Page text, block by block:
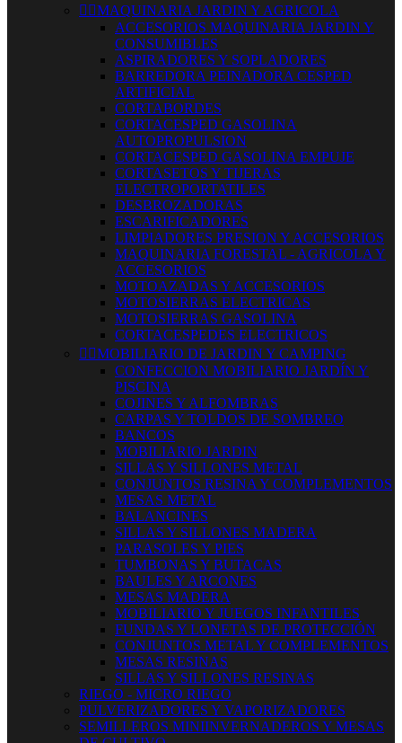
 MAQUINARIA JARDIN Y AGRICOLA
ACCESORIOS MAQUINARIA JARDIN Y
CONSUMIBLES
ASPIRADORES Y SOPLADORES
BARREDORA PEINADORA CESPED
ARTIFICIAL
CORTABORDES
CORTACESPED GASOLINA
AUTOPROPULSION
CORTACESPED GASOLINA EMPUJE
CORTASETOS Y TIJERAS
ELECTROPORTATILES
DESBROZADORAS
ESCARIFICADORES
LIMPIADORES PRESION Y ACCESORIOS
MAQUINARIA FORESTAL - AGRICOLA Y
ACCESORIOS
MOTOAZADAS Y ACCESORIOS
MOTOSIERRAS ELECTRICAS
MOTOSIERRAS GASOLINA
CORTACESPEDES ELECTRICOS
 MOBILIARIO DE JARDIN Y CAMPING
CONFECCION MOBILIARIO JARDÍN Y
PISCINA
COJINES Y ALFOMBRAS
CARPAS Y TOLDOS DE SOMBREO
BANCOS
MOBILIARIO JARDIN
SILLAS Y SILLONES METAL
CONJUNTOS RESINA Y COMPLEMENTOS
MESAS METAL
BALANCINES
SILLAS Y SILLONES MADERA
PARASOLES Y PIES
TUMBONAS Y BUTACAS
BAULES Y ARCONES
MESAS MADERA
MOBILIARIO Y JUEGOS INFANTILES
FUNDAS Y LONETAS DE PROTECCIÓN
CONJUNTOS METAL Y COMPLEMENTOS
MESAS RESINAS
SILLAS Y SILLONES RESINAS
RIEGO - MICRO RIEGO
PULVERIZADORES Y VAPORIZADORES
SEMILLEROS MINIINVERNADEROS Y MESAS